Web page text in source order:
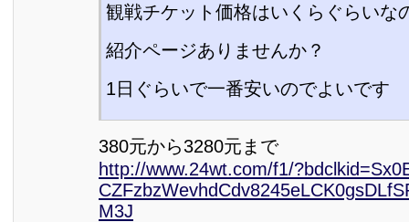
観戦チケット価格はいくらぐらいな
紹介ページありませんか？
1日ぐらいで一番安いのでよいです
380元から3280元まで
http://www.24wt.com/f1/
M3J